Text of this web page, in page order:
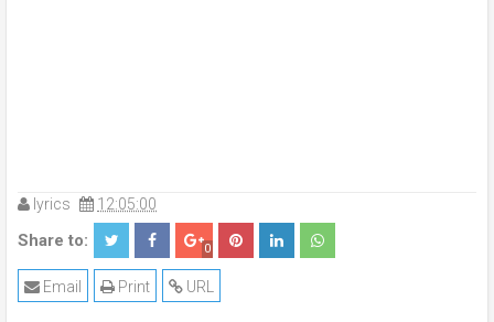
lyrics 12:05:00
Share to: 0
URL
Print
Email